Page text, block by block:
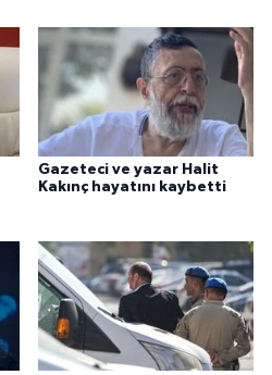
Gazeteci ve yazar Halit
Kakınç hayatını kaybetti